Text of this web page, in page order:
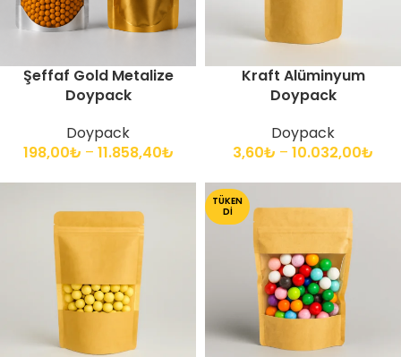
Şeffaf Gold Metalize
Doypack
Doypack
198,00₺ – 11.858,40₺
Kraft Alüminyum
Doypack
Doypack
3,60₺ – 10.032,00₺
TÜKEN
DI